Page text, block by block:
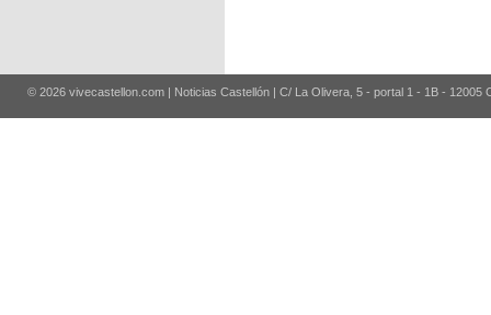
© 2026 vivecastellon.com | Noticias Castellón | C/ La Olivera, 5 - portal 1 - 1B - 12005